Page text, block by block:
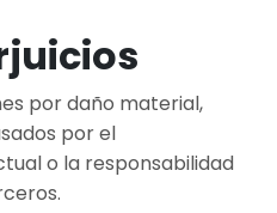
por daño material,
por el
o la responsabilidad